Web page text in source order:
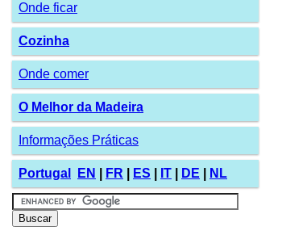
Onde ficar
Cozinha
Onde comer
O Melhor da Madeira
Informações Práticas
Portugal EN FR ES IT DE NL